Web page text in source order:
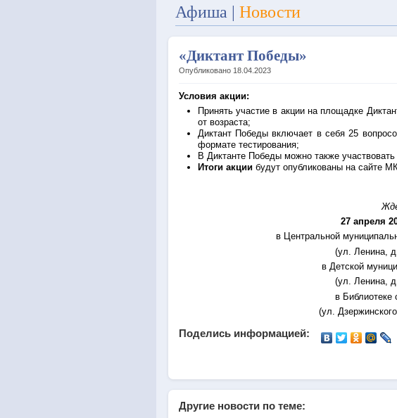
Афиша | Новости
«Диктант Победы»
Опубликовано 18.04.2023
Условия акции:
Принять участие в акции на площадке
от возраста;
Диктант Победы включает в себя 25
формате тестирования;
В Диктанте Победы можно также
Итоги акции будут опубликованы на сайте
27 апреля
в Центральной
(ул. Ленина,
в Детской
(ул. Ленина,
в Библиотеке
(ул.
Поделись информацией:
Другие новости по теме: